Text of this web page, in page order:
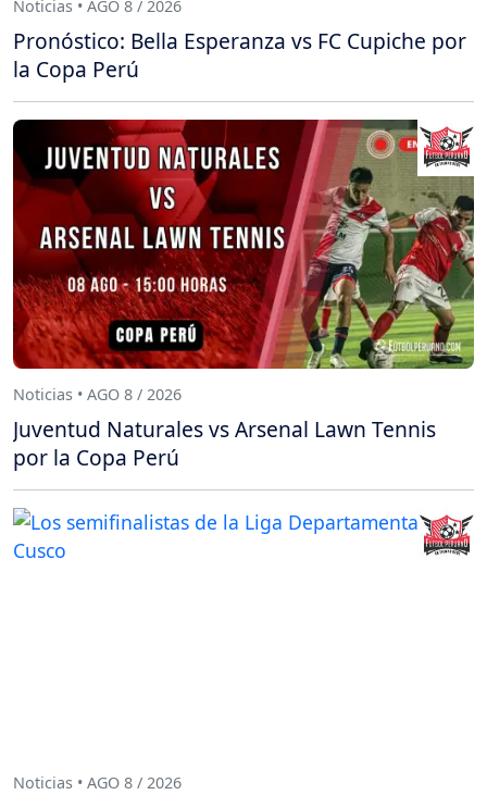
Noticias • AGO 8 / 2026
Pronóstico: Bella Esperanza vs FC Cupiche por
la Copa Perú
Noticias • AGO 8 / 2026
Juventud Naturales vs Arsenal Lawn Tennis
por la Copa Perú
Noticias • AGO 8 / 2026